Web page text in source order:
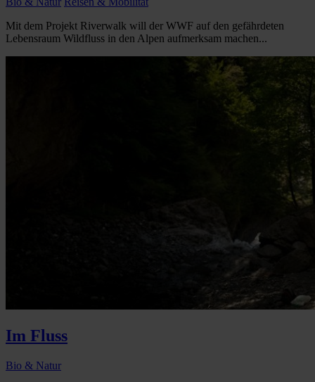
Mit dem Projekt Riverwalk will der WWF auf den gefährdeten
Lebensraum Wildfluss in den Alpen aufmerksam machen...
Im Fluss
Bio & Natur